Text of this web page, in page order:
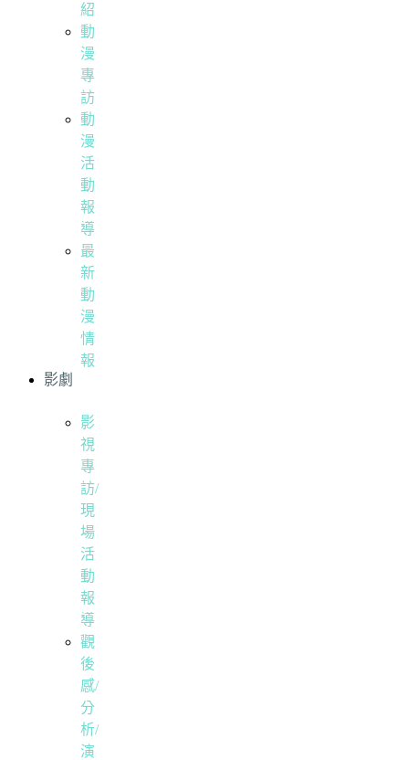
紹
動
漫
專
訪
動
漫
活
動
報
導
最
新
動
漫
情
報
影劇
影
視
專
訪/
現
場
活
動
報
導
觀
後
感/
分
析/
演